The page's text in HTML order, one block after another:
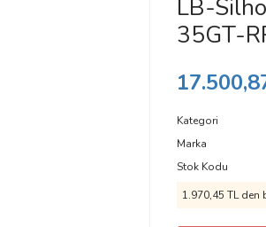
LB-
35GT-
Kategori
Marka
Stok Kodu
1.970,45 TL